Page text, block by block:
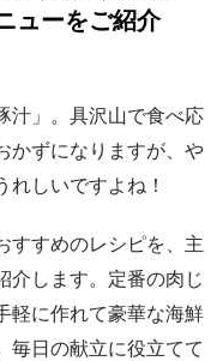
ューをご紹介
汁」。具沢山で食べ応
かずになりますが、や
しいですよね！
すすめのレシピを、主
介します。定番の肉じ
軽に作れて豪華な海鮮
毎日の献立に役立てて